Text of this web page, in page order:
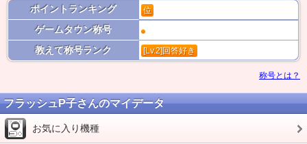
ポイントランキング 位
ゲームタウン称号
教えて称号ランク
[Lv.2]回答好き
称号とは？
フラッシュP子さんのマイデータ
お気に入り機種